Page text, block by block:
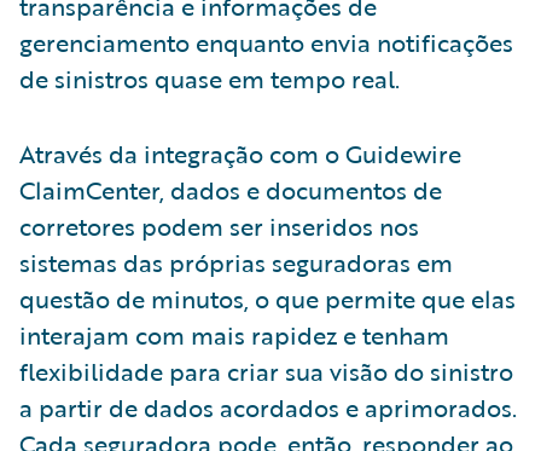
gerenciamento enquanto envia notificações
de sinistros quase em tempo real.
Através da integração com o Guidewire
ClaimCenter, dados e documentos de
corretores podem ser inseridos nos
sistemas das próprias seguradoras em
questão de minutos, o que permite que elas
interajam com mais rapidez e tenham
flexibilidade para criar sua visão do sinistro
a partir de dados acordados e aprimorados.
Cada seguradora pode, então, responder ao